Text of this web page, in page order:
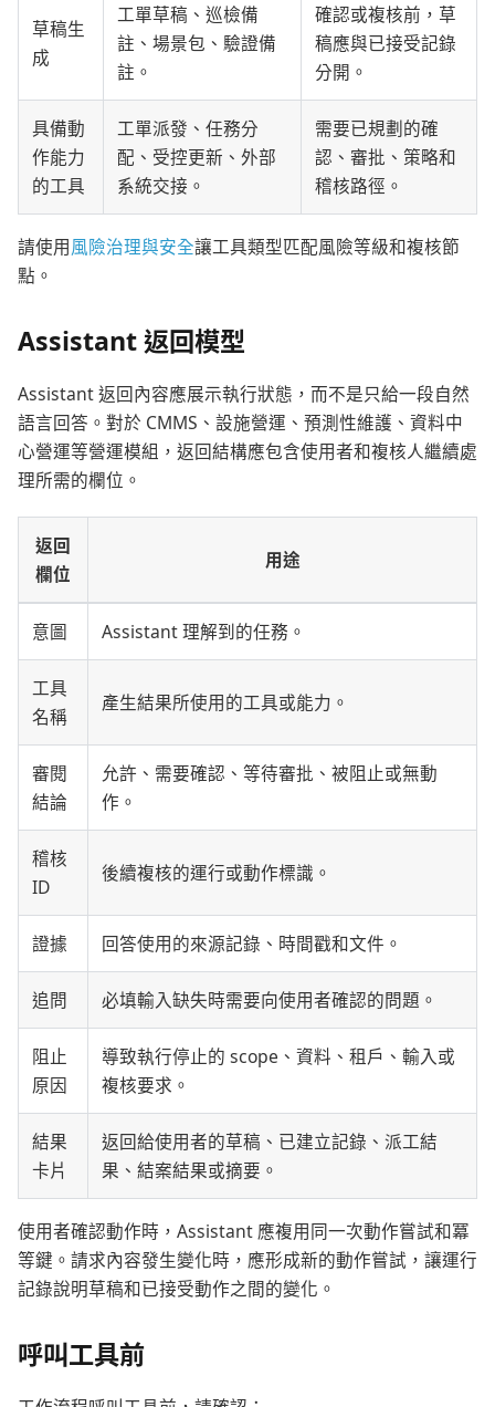
草稿生
成
工單草稿、巡檢備
註、場景包、驗證備
註。
確認或複核前，草
稿應與已接受記錄
分開。
具備動
作能力
的工具
工單派發、任務分
配、受控更新、外部
系統交接。
需要已規劃的確
認、審批、策略和
稽核路徑。
請使用風險治理與安全讓工具類型匹配風險等級和複核節
點。
Assistant 返回模型
Assistant 返回內容應展示執行狀態，而不是只給一段自然
語言回答。對於 CMMS、設施營運、預測性維護、資料中
心營運等營運模組，返回結構應包含使用者和複核人繼續處
理所需的欄位。
返回
欄位
用途
意圖 Assistant 理解到的任務。
工具
名稱
產生結果所使用的工具或能力。
審閱
結論
允許、需要確認、等待審批、被阻止或無動
作。
稽核
ID
後續複核的運行或動作標識。
證據 回答使用的來源記錄、時間戳和文件。
追問 必填輸入缺失時需要向使用者確認的問題。
阻止
原因
導致執行停止的 scope、資料、租戶、輸入或
複核要求。
結果
卡片
返回給使用者的草稿、已建立記錄、派工結
果、結案結果或摘要。
使用者確認動作時，Assistant 應複用同一次動作嘗試和冪
等鍵。請求內容發生變化時，應形成新的動作嘗試，讓運行
記錄說明草稿和已接受動作之間的變化。
呼叫工具前